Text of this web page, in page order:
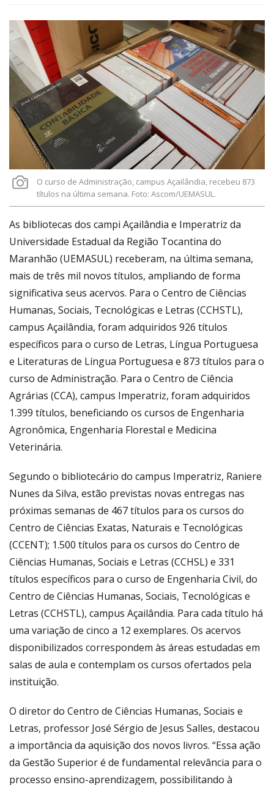
O curso de Administração, campus Açailândia, recebeu 873
títulos na última semana. Foto: Ascom/UEMASUL.
As bibliotecas dos campi Açailândia e Imperatriz da
Universidade Estadual da Região Tocantina do
Maranhão (UEMASUL) receberam, na última semana,
mais de três mil novos títulos, ampliando de forma
significativa seus acervos. Para o Centro de Ciências
Humanas, Sociais, Tecnológicas e Letras (CCHSTL),
campus Açailândia, foram adquiridos 926 títulos
específicos para o curso de Letras, Língua Portuguesa
e Literaturas de Língua Portuguesa e 873 títulos para o
curso de Administração. Para o Centro de Ciência
Agrárias (CCA), campus Imperatriz, foram adquiridos
1.399 títulos, beneficiando os cursos de Engenharia
Agronômica, Engenharia Florestal e Medicina
Veterinária.
Segundo o bibliotecário do campus Imperatriz, Raniere
Nunes da Silva, estão previstas novas entregas nas
próximas semanas de 467 títulos para os cursos do
Centro de Ciências Exatas, Naturais e Tecnológicas
(CCENT); 1.500 títulos para os cursos do Centro de
Ciências Humanas, Sociais e Letras (CCHSL) e 331
títulos específicos para o curso de Engenharia Civil, do
Centro de Ciências Humanas, Sociais, Tecnológicas e
Letras (CCHSTL), campus Açailândia. Para cada título há
uma variação de cinco a 12 exemplares. Os acervos
disponibilizados correspondem às áreas estudadas em
salas de aula e contemplam os cursos ofertados pela
instituição.
O diretor do Centro de Ciências Humanas, Sociais e
Letras, professor José Sérgio de Jesus Salles, destacou
a importância da aquisição dos novos livros. “Essa ação
da Gestão Superior é de fundamental relevância para o
processo ensino-aprendizagem, possibilitando à